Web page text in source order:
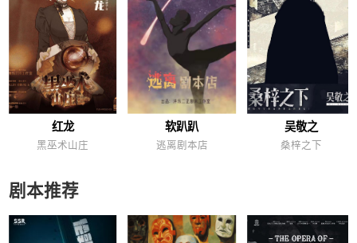
红龙
黑巫术山庄
软趴趴
逃离剧本店
吴敬之
桑梓之下
剧本推荐